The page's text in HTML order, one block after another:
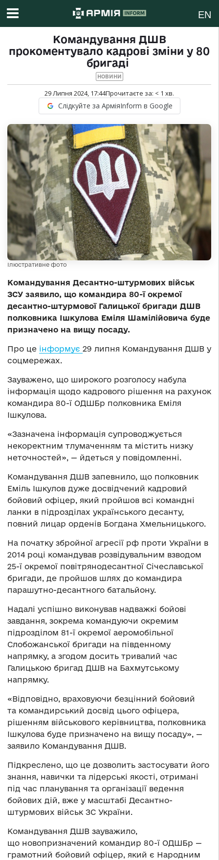
EN
Командування ДШВ
прокоментувало кадрові зміни у 80
бригаді
НОВИНИ
29 Липня 2024, 17:44Прочитаєте за: < 1 хв.
Слідкуйте за АрміяInform в Google
Ілюстративне фото
Командування Десантно-штурмових військ
ЗСУ заявило, що командира 80-ї окремої
десантно-штурмової Галицької бригади ДШВ
полковника Ішкулова Еміля Шамілійовича буде
призначено на вищу посаду.
Про це інформує 29 липня Командування ДШВ у
соцмережах.
Зауважено, що широкого розголосу набула
інформація щодо кадрового рішення на рахунок
командира 80-ї ОДШБр полковника Еміля
Ішкулова.
«Зазначена інформація супроводжується
некоректним тлумаченням та містить низку
неточностей», — йдеться у повідомленні.
Командування ДШВ запевнило, що полковник
Еміль Ішкулов дуже досвідчений кадровий
бойовий офіцер, який пройшов всі командні
ланки в підрозділах українського десанту,
повний лицар орденів Богдана Хмельницького.
На початку збройної агресії рф проти України в
2014 році командував розвідувальним взводом
25-ї окремої повітрянодесантної Січеславської
бригади, де пройшов шлях до командира
парашутно-десантного батальйону.
Надалі успішно виконував надважкі бойові
завдання, зокрема командуючи окремим
підрозділом 81-ї окремої аеромобільної
Слобожанської бригади на південному
напрямку, а згодом досить тривалий час
Галицькою бригад ДШВ на Бахмутському
напрямку.
«Відповідно, враховуючи безцінний бойовий
та командирський досвід цього офіцера,
рішенням військового керівництва, полковника
Ішкулова буде призначено на вищу посаду», —
заявило Командування ДШВ.
Підкреслено, що це дозволить застосувати його
знання, навички та лідерські якості, отримані
під час планування та організації ведення
бойових дій, вже у масштабі Десантно-
штурмових військ ЗС України.
Командування ДШВ зауважило,
що новопризначений командир 80-ї ОДШБр —
грамотний бойовий офіцер, який є Народним